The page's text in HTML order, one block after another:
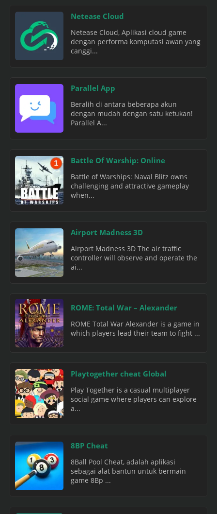
Netease Cloud
Netease Cloud, Aplikasi cloud game
dengan performa komputasi awan yang
canggi...
Parallel App
Beralih di antara beberapa akun
dengan mudah dengan satu ketukan!
Parallel A...
Battle Of Warship: Online
Battle of Warships: Naval Blitz owns
challenging and attractive gameplay
when...
Airport Madness 3D
Airport Madness 3D The air traffic
controller will observe and operate the
ai...
ROME: Total War – Alexander
ROME Total War Alexander is a game in
which players lead their team to fight ...
Playtogether cheat Global
Play Together is a casual multiplayer
social game where players can explore
a...
8BP Cheat
8Ball Pool Cheat, adalah aplikasi
sebagai alat bantun untuk bermain
game 8Bp ...